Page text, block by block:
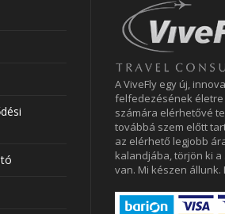
A ViveFly egy új,
felfedezésének életre
számára elérhetővé
továbbá szem előtt
az elérhető legjobb
kalandjába, törjön ki
van. Mi készen állunk.